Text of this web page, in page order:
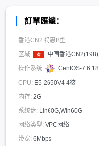
訂單匯總：
香港CN2 特惠B型:
区域:
中国香港CN2(198)
操作系统: CentOS-
CPU: E5-2650V4 4核
内存: 2G
系统盘: Lin60G,Win60G
网络类型: VPC网络
带宽: 6Mbps